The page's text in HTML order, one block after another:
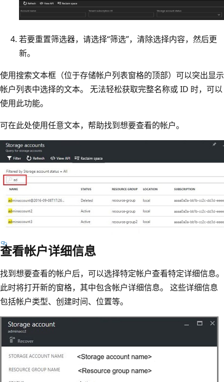
若要重置筛选器，请选择“筛选”，清除选择内容，然后更
新。
使用搜索文本框（位于存储帐户列表窗格的顶部）可以突出显示
帐户列表中选择的文本。 无法轻松获取完整名称或 ID 时，可以
使用此功能。
可在此处使用任意文本，帮助找到想要查看的帐户。
查看帐户详细信息
找到想要查看的帐户后，可以选择特定帐户查看特定详细信息。
此时将打开新的窗格，其中包含帐户详细信息。 这些详细信息
包括帐户类型、创建时间、位置等。